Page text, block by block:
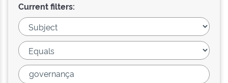
Current filters: